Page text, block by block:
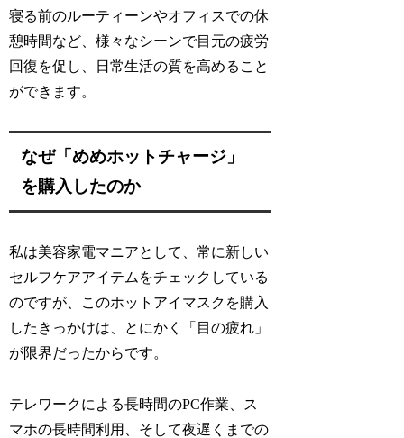
寝る前のルーティーンやオフィスでの休
憩時間など、様々なシーンで目元の疲労
回復を促し、日常生活の質を高めること
ができます。
なぜ「めめホットチャージ」
を購入したのか
私は美容家電マニアとして、常に新しい
セルフケアアイテムをチェックしている
のですが、このホットアイマスクを購入
したきっかけは、とにかく「目の疲れ」
が限界だったからです。
テレワークによる長時間のPC作業、ス
マホの長時間利用、そして夜遅くまでの